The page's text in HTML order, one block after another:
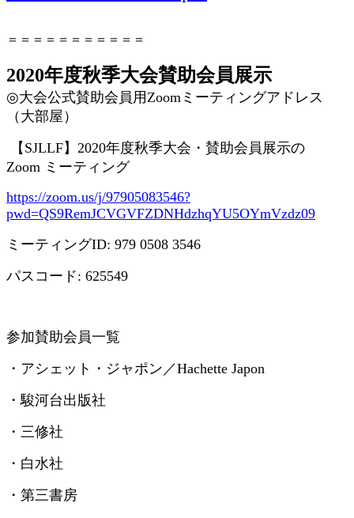
＝＝＝＝＝＝＝＝＝＝＝
2020年度秋季大会賛助会員展示
◎大会公式賛助会員用Zoom ミーティングアドレス
（大部屋）
【 SJLLF】 2020年度秋季大会・賛助会員展示の
Zoom ミーティング
https://zoom.us/j/97905083546?
pwd=QS9RemJCVGVFZDNHdzhqYU5OYmVzdz09
ミーティングID: 979 0508 3546
パスコード: 625549
参加賛助会員一覧
・アシェット・ジャポン／Hachette Japon
・駿河台出版社
・三修社
・白水社
・第三書房